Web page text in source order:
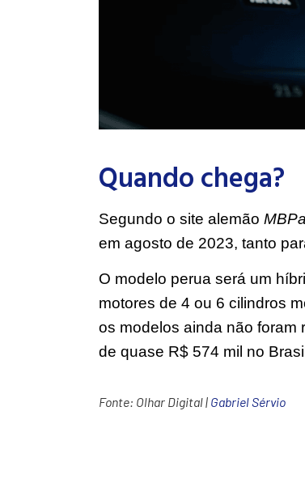
Quando chega?
Segundo o site alemão
em agosto de 2023, tanto
O modelo perua será um
motores de 4 ou 6 cilindros
os modelos ainda não foram
de quase R$ 574 mil no
Fonte: Olhar Digital| Gabriel Sérvio